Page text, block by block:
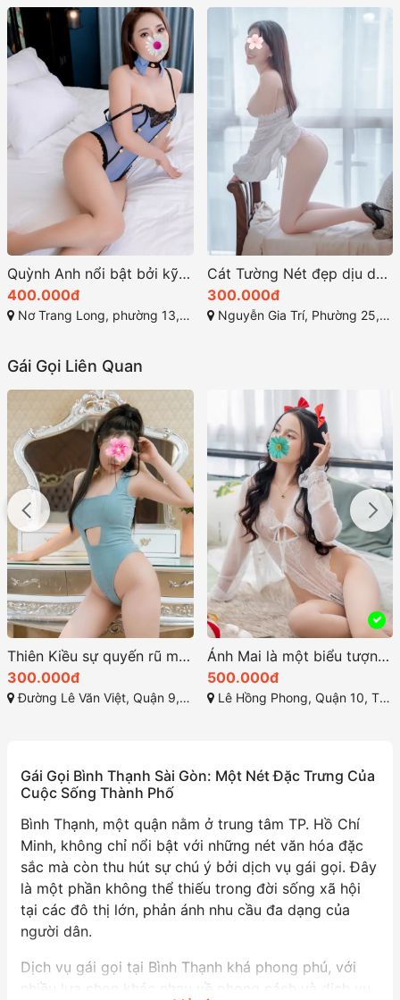
Quỳnh Anh nổi bật bởi kỹ năng phục vụ chuyên nghiệp
400.000đ
Nơ Trang Long, phường 13, Bình Thạnh, Thành phố Hồ Chí Minh
Cát Tường Nét đẹp dịu dàng miền Tây
300.000đ
Nguyễn Gia Trí, Phường 25, Bình Thạnh, Thành phố Hồ Chí Minh
Gái Gọi Liên Quan
Thiên Kiều sự quyến rũ mê hoặc sung sướng
300.000đ
Đường Lê Văn Việt, Quận 9, Thành phố Hồ Chí Minh
Ánh Mai là một biểu tượng của vẻ đẹp quyến rũ và mê hoặc
500.000đ
Lê Hồng Phong, Quận 10, Thành phố Hồ Chí Minh
Gái Gọi Bình Thạnh Sài Gòn: Một Nét Đặc Trưng Của
Cuộc Sống Thành Phố
Bình Thạnh, một quận nằm ở trung tâm TP. Hồ Chí
Minh, không chỉ nổi bật với những nét văn hóa đặc
sắc mà còn thu hút sự chú ý bởi dịch vụ gái gọi. Đây
là một phần không thể thiếu trong đời sống xã hội
tại các đô thị lớn, phản ánh nhu cầu đa dạng của
người dân.
Dịch vụ gái gọi tại Bình Thạnh khá phong phú, với
nhiều lựa chọn khác nhau về phong cách và dịch vụ.